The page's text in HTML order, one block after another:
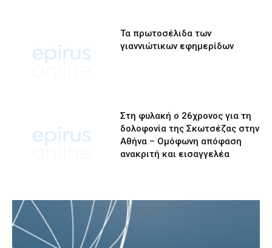
Τα πρωτοσέλιδα των
γιαννιώτικων εφημερίδων
Στη φυλακή ο 26χρονος για τη
δολοφονία της Σκωτσέζας στην
Αθήνα – Ομόφωνη απόφαση
ανακριτή και εισαγγελέα